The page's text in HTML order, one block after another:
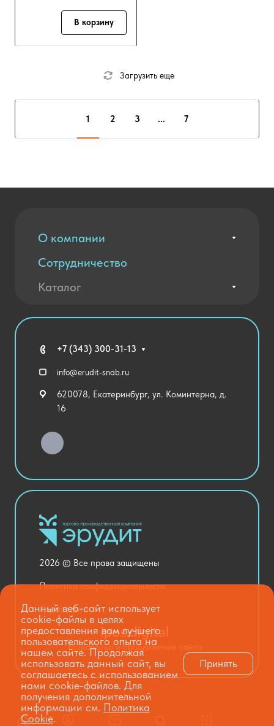
В корзину
Загрузить еще
1 2 3 ... 7
О компании
Вакансии
Контакты
Благодарственные письма
Сотрудничество
Оплата и доставка
Каталог
Технические средства обучения
Спортивный зал
Уличное оборудование
Хозяйственные Товары
Столовая и пищеблок
Оснащение кабинетов
Медицинский кабинет
Национальные проекты
+7 (343) 300-31-13
info@erudit-snab.ru
620078, Екатеринбург, ул. Коминтерна, д.
16
2026 © Все права защищены
Политика конфиденциальности
Карта сайта
Разработка и продвижение сайта
Данный веб-сайт использует
cookie-файлы в целях
предоставления вам лучшего
пользовательского опыта на
нашем сайте. Продолжая
использовать данный сайт, вы
соглашаетесь с использованием
нами cookie-файлов. Для
получения дополнительной
информации см. Политика
Cookie.
Принять